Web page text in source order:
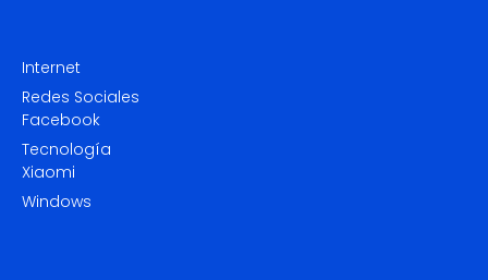
Internet
Redes Sociales
Facebook
Tecnología
Xiaomi
Windows